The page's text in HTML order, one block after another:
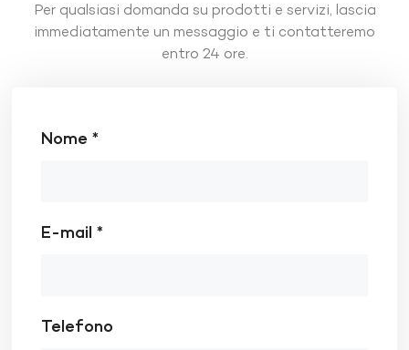
Per qualsiasi domanda su prodotti e servizi, lascia
immediatamente un messaggio e ti contatteremo
entro 24 ore.
Nome *
E-mail *
Telefono